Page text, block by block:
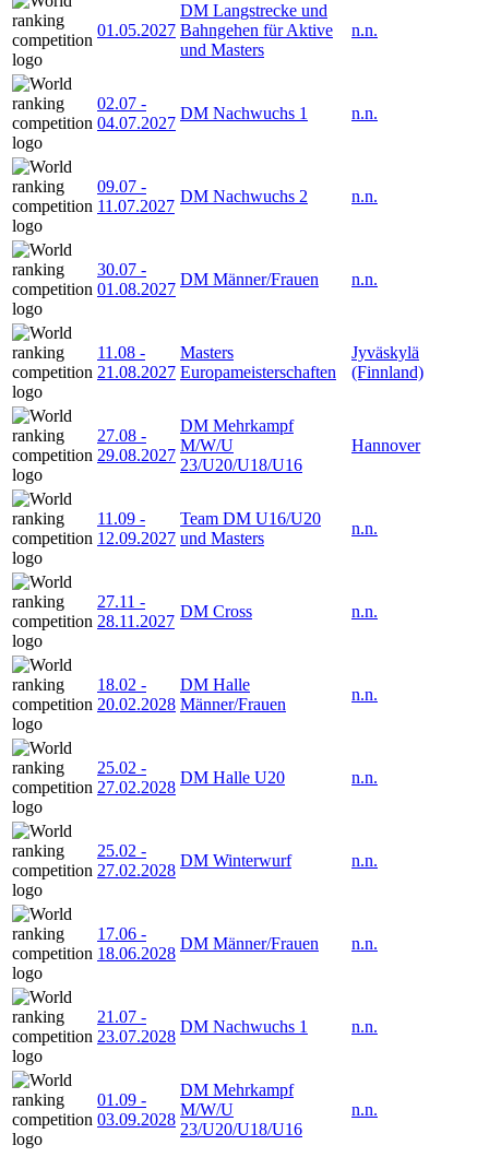
01.05.2027
DM Langstrecke und
Bahngehen für Aktive
und Masters
n.n.
02.07 -
04.07.2027
DM Nachwuchs 1 n.n.
09.07 -
11.07.2027
DM Nachwuchs 2 n.n.
30.07 -
01.08.2027
DM Männer/Frauen n.n.
11.08 -
21.08.2027
Masters
Europameisterschaften
Jyväskylä
(Finnland)
27.08 -
29.08.2027
DM Mehrkampf
M/W/U
23/U20/U18/U16
Hannover
11.09 -
12.09.2027
Team DM U16/U20
und Masters
n.n.
27.11 -
28.11.2027
DM Cross n.n.
18.02 -
20.02.2028
DM Halle
Männer/Frauen
n.n.
25.02 -
27.02.2028
DM Halle U20 n.n.
25.02 -
27.02.2028
DM Winterwurf n.n.
17.06 -
18.06.2028
DM Männer/Frauen n.n.
21.07 -
23.07.2028
DM Nachwuchs 1 n.n.
01.09 -
03.09.2028
DM Mehrkampf
M/W/U
23/U20/U18/U16
n.n.